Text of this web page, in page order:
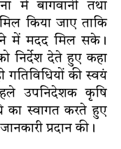
में बागवानी तथा
किया जाए ताकि
में मदद मिल सके।
निर्देश देते हुए कहा
की स्वयं
उपनिदेशक कृषि
का स्वागत करते हुए
प्रदान की।